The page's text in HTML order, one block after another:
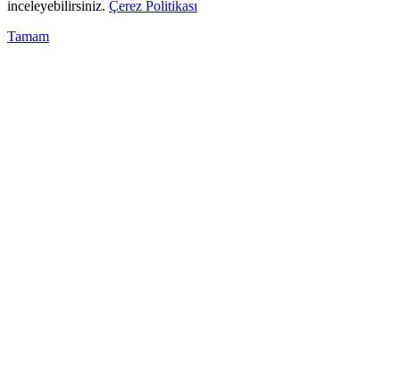
inceleyebilirsiniz. Çerez Politikası
Tamam